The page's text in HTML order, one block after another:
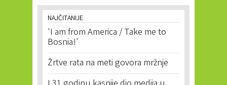
NAJČITANIJE
'I am from America / Take me to
Bosnia!'
Žrtve rata na meti govora mržnje